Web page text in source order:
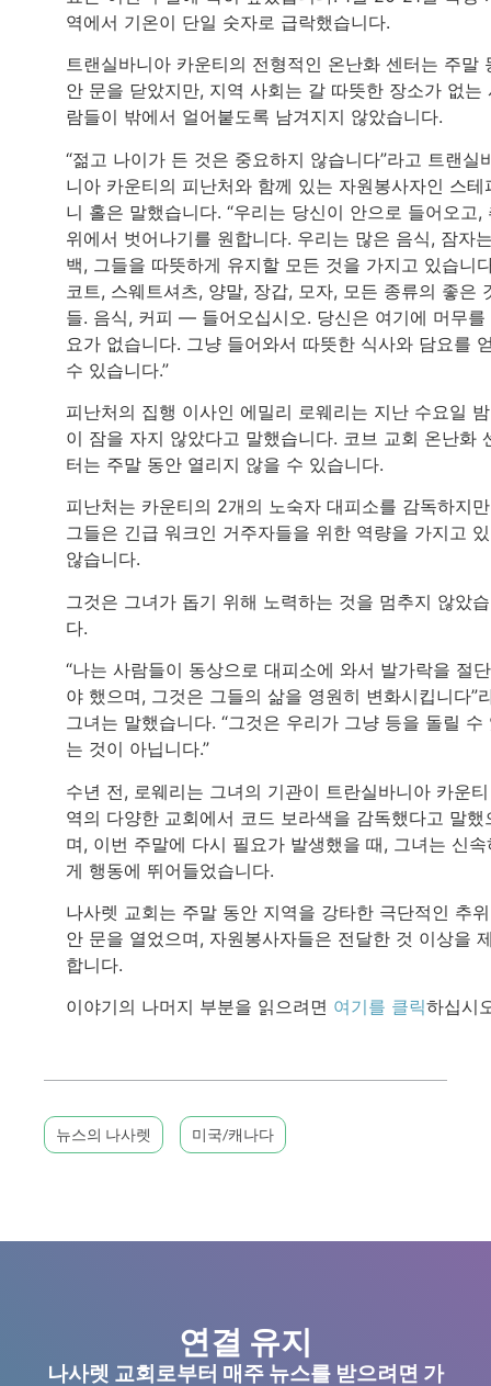
역에서 기온이 단일 숫자로 급락했습니다.
트랜실바니아 카운티의 전형적인 온난화 센터는 주말
안 문을 닫았지만, 지역 사회는 갈 따뜻한 장소가 없는
람들이 밖에서 얼어붙도록 남겨지지 않았습니다.
“젊고 나이가 든 것은 중요하지 않습니다”라고 트랜실
니아 카운티의 피난처와 함께 있는 자원봉사자인 스테
니 홀은 말했습니다. “우리는 당신이 안으로 들어오고,
위에서 벗어나기를 원합니다. 우리는 많은 음식, 잠자
백, 그들을 따뜻하게 유지할 모든 것을 가지고 있습니
코트, 스웨트셔츠, 양말, 장갑, 모자, 모든 종류의 좋은
들. 음식, 커피 — 들어오십시오. 당신은 여기에 머무를
요가 없습니다. 그냥 들어와서 따뜻한 식사와 담요를
수 있습니다.”
피난처의 집행 이사인 에밀리 로웨리는 지난 수요일
이 잠을 자지 않았다고 말했습니다. 코브 교회 온난화
터는 주말 동안 열리지 않을 수 있습니다.
피난처는 카운티의 2개의 노숙자 대피소를 감독하지
그들은 긴급 워크인 거주자들을 위한 역량을 가지고
않습니다.
그것은 그녀가 돕기 위해 노력하는 것을 멈추지 않았
다.
“나는 사람들이 동상으로 대피소에 와서 발가락을 절
야 했으며, 그것은 그들의 삶을 영원히 변화시킵니다”
그녀는 말했습니다. “그것은 우리가 그냥 등을 돌릴 수
는 것이 아닙니다.”
수년 전, 로웨리는 그녀의 기관이 트란실바니아 카운
역의 다양한 교회에서 코드 보라색을 감독했다고 말했
며, 이번 주말에 다시 필요가 발생했을 때, 그녀는 신속
게 행동에 뛰어들었습니다.
나사렛 교회는 주말 동안 지역을 강타한 극단적인 추
안 문을 열었으며, 자원봉사자들은 전달한 것 이상을
합니다.
이야기의 나머지 부분을 읽으려면 여기를 클릭하십시
뉴스의 나사렛 미국/캐나다
연결 유지
나사렛 교회로부터 매주 뉴스를 받으려면 가